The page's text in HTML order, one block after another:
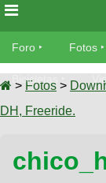
Foro
Foro
TÃ©cnica
Fotos
tu foto
Foro Fotos
Bicicletas
> Fotos >
DH, Freeride.